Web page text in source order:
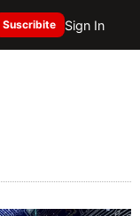
Suscribite Sign In